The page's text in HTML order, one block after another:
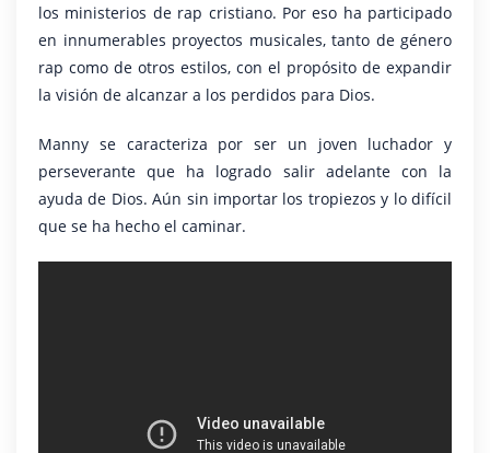
los ministerios de rap cristiano. Por eso ha participado
en innumerables proyectos musicales, tanto de género
rap como de otros estilos, con el propósito de expandir
la visión de alcanzar a los perdidos para Dios.
Manny se caracteriza por ser un joven luchador y
perseverante que ha logrado salir adelante con la
ayuda de Dios. Aún sin importar los tropiezos y lo difícil
que se ha hecho el caminar.